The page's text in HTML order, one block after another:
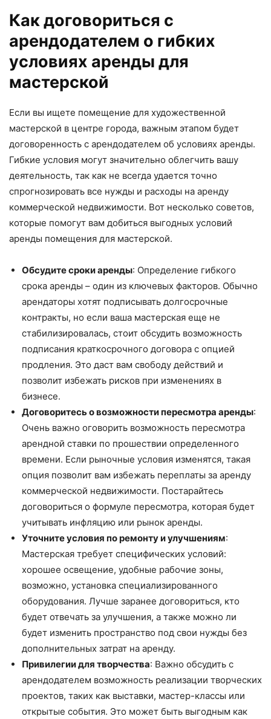
Как договориться с
арендодателем о гибких
условиях аренды для
мастерской
Если вы ищете помещение для художественной
мастерской в центре города, важным этапом будет
договоренность с арендодателем об условиях аренды.
Гибкие условия могут значительно облегчить вашу
деятельность, так как не всегда удается точно
спрогнозировать все нужды и расходы на аренду
коммерческой недвижимости. Вот несколько советов,
которые помогут вам добиться выгодных условий
аренды помещения для мастерской.
Обсудите сроки аренды: Определение гибкого
срока аренды – один из ключевых факторов. Обычно
арендаторы хотят подписывать долгосрочные
контракты, но если ваша мастерская еще не
стабилизировалась, стоит обсудить возможность
подписания краткосрочного договора с опцией
продления. Это даст вам свободу действий и
позволит избежать рисков при изменениях в
бизнесе.
Договоритесь о возможности пересмотра аренды:
Очень важно оговорить возможность пересмотра
арендной ставки по прошествии определенного
времени. Если рыночные условия изменятся, такая
опция позволит вам избежать переплаты за аренду
коммерческой недвижимости. Постарайтесь
договориться о формуле пересмотра, которая будет
учитывать инфляцию или рынок аренды.
Уточните условия по ремонту и улучшениям:
Мастерская требует специфических условий:
хорошее освещение, удобные рабочие зоны,
возможно, установка специализированного
оборудования. Лучше заранее договориться, кто
будет отвечать за улучшения, а также можно ли
будет изменить пространство под свои нужды без
дополнительных затрат на аренду.
Привилегии для творчества: Важно обсудить с
арендодателем возможность реализации творческих
проектов, таких как выставки, мастер-классы или
открытые события. Это может быть выгодным как